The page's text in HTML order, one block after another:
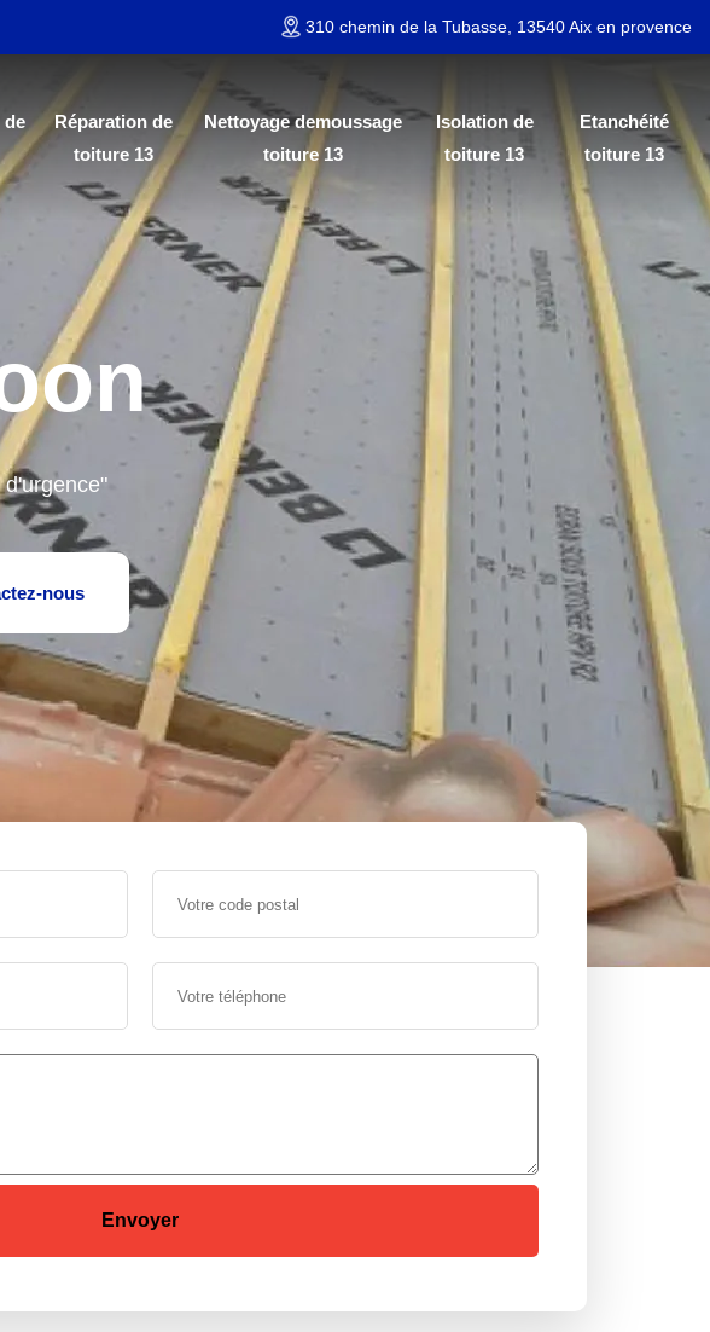
310 chemin de la Tubasse, 13540 Aix en provence
de
Réparation de
toiture 13
Nettoyage demoussage
toiture 13
Isolation de
toiture 13
Etanchéité
toiture 13
nous